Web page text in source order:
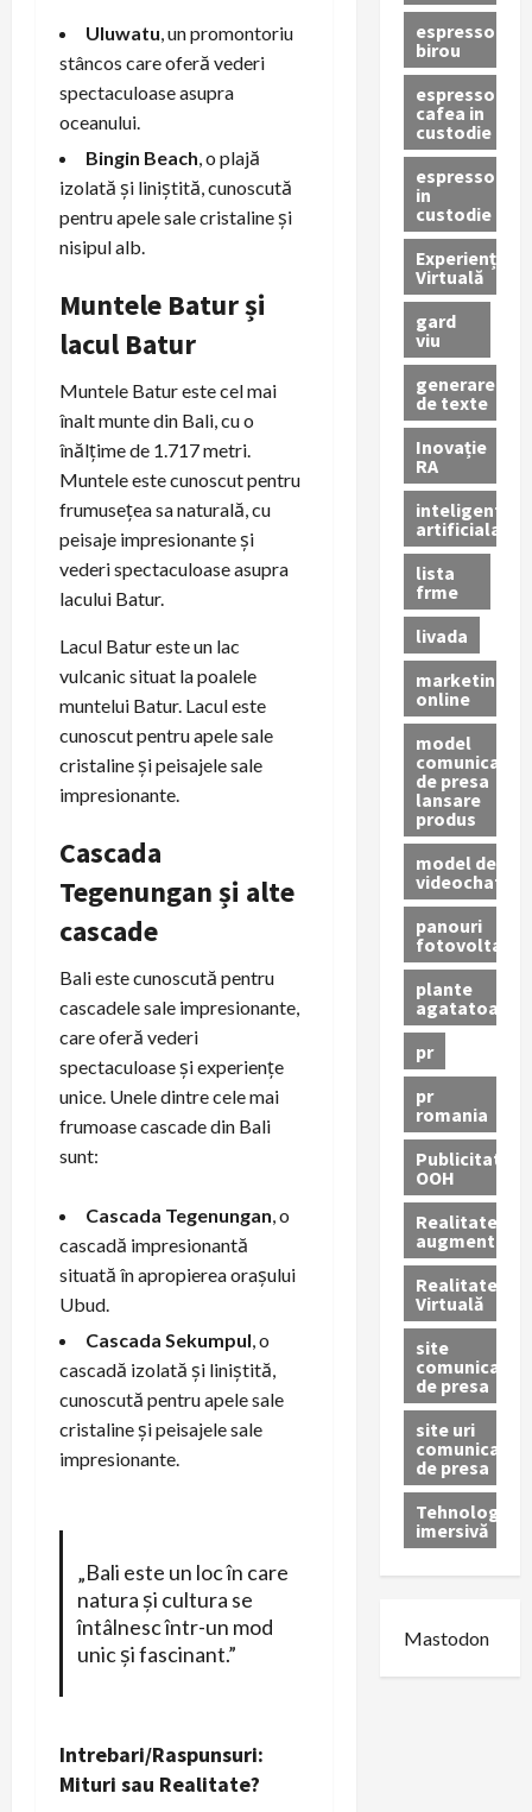
Uluwatu , un promontoriu
stâncos care oferă vederi
spectaculoase asupra
oceanului.
Bingin Beach , o plajă
izolată și liniștită, cunoscută
pentru apele sale cristaline și
nisipul alb.
Muntele Batur și
lacul Batur
Muntele Batur este cel mai
înalt munte din Bali, cu o
înălțime de 1.717 metri.
Muntele este cunoscut pentru
frumusețea sa naturală, cu
peisaje impresionante și
vederi spectaculoase asupra
lacului Batur.
Lacul Batur este un lac
vulcanic situat la poalele
muntelui Batur. Lacul este
cunoscut pentru apele sale
cristaline și peisajele sale
impresionante.
Cascada
Tegenungan și alte
cascade
Bali este cunoscută pentru
cascadele sale impresionante,
care oferă vederi
spectaculoase și experiențe
unice. Unele dintre cele mai
frumoase cascade din Bali
sunt:
Cascada Tegenungan , o
cascadă impresionantă
situată în apropierea orașului
Ubud.
Cascada Sekumpul , o
cascadă izolată și liniștită,
cunoscută pentru apele sale
cristaline și peisajele sale
impresionante.
„Bali este un loc în care
natura și cultura se
întâlnesc într-un mod
unic și fascinant.”
Intrebari/Raspunsuri:
Mituri sau Realitate?
espressor
birou
espressor
cafea in
custodie
espressor
in
custodie
Experiență
Virtuală
gard
viu
generare
de texte
Inovație
RA
inteligenta
artificiala
lista
frme
livada
marketing
online
model
comunicat
de presa
lansare
produs
model de
videochat
panouri
fotovoltaice
plante
agatatoare
pr
pr
romania
Publicitate
OOH
Realitatea
augmentată
Realitatea
Virtuală
site
comunicate
de presa
site uri
comunicate
de presa
Tehnologie
imersivă
Mastodon